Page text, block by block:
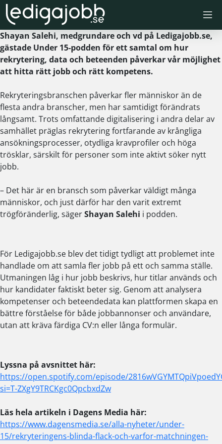
Skip
to
content
Shayan Salehi, medgrundare och vd på Ledigajobb.se,
gästade Under 15-podden för ett samtal om hur
rekrytering, data och beteenden påverkar vår möjlighet
att hitta rätt jobb och rätt kompetens.
Rekryteringsbranschen påverkar fler människor än de
flesta andra branscher, men har samtidigt förändrats
långsamt. Trots omfattande digitalisering i andra delar av
samhället präglas rekrytering fortfarande av krångliga
ansökningsprocesser, otydliga kravprofiler och höga
trösklar, särskilt för personer som inte aktivt söker nytt
jobb.
– Det här är en bransch som påverkar väldigt många
människor, och just därför har den varit extremt
trögföränderlig, sägerShayan Salehi i podden.
För Ledigajobb.se blev det tidigt tydligt att problemet inte
handlade om att samla fler jobb på ett och samma ställe.
Utmaningen låg i hur jobb beskrivs, hur titlar används och
hur kandidater faktiskt beter sig. Genom att analysera
kompetenser och beteendedata kan plattformen skapa en
bättre förståelse för både jobbannonser och användare,
utan att kräva färdiga CV:n eller långa formulär.
Lyssna på avsnittet här:
https://open.spotify.com/episode/
si=T-ZXgY9TRCKgc0QpcbxdZw
Läs hela artikeln i Dagens Media här:
https://www.dagensmedia.se/alla-nyheter/under-
15/rekryteringens-blinda-flack-och-varfor-matchningen-